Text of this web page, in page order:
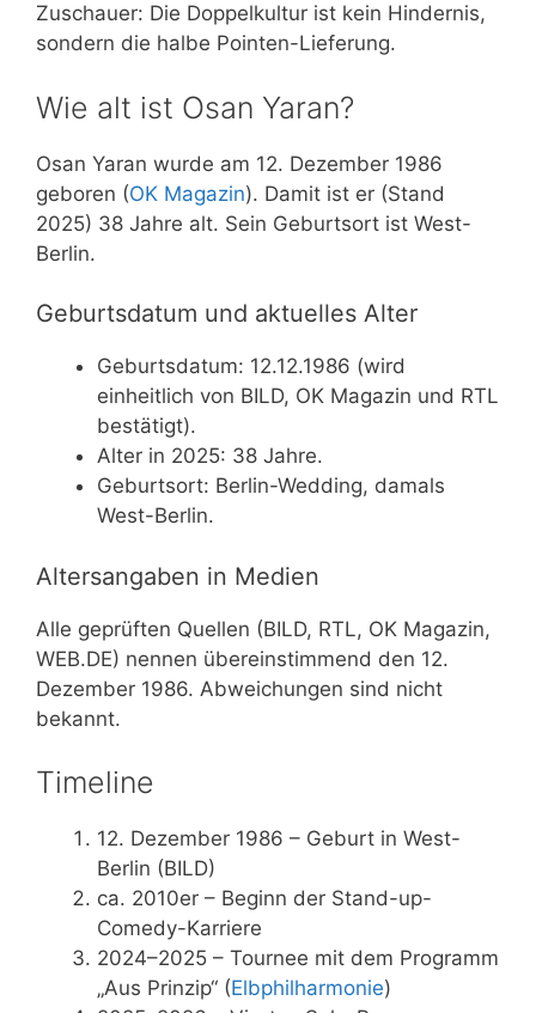
Zuschauer: Die Doppelkultur ist kein Hindernis,
sondern die halbe Pointen-Lieferung.
Wie alt ist Osan Yaran?
Osan Yaran wurde am 12. Dezember 1986
geboren (OK Magazin). Damit ist er (Stand
2025) 38 Jahre alt. Sein Geburtsort ist West-
Berlin.
Geburtsdatum und aktuelles Alter
Geburtsdatum: 12.12.1986 (wird
einheitlich von BILD, OK Magazin und RTL
bestätigt).
Alter in 2025: 38 Jahre.
Geburtsort: Berlin-Wedding, damals
West-Berlin.
Altersangaben in Medien
Alle geprüften Quellen (BILD, RTL, OK Magazin,
WEB.DE) nennen übereinstimmend den 12.
Dezember 1986. Abweichungen sind nicht
bekannt.
Timeline
12. Dezember 1986 – Geburt in West-
Berlin (BILD)
ca. 2010er – Beginn der Stand-up-
Comedy-Karriere
2024–2025 – Tournee mit dem Programm
„Aus Prinzip“ (Elbphilharmonie)